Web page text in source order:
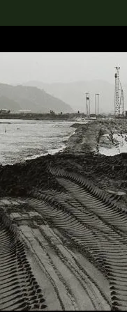
the Collection